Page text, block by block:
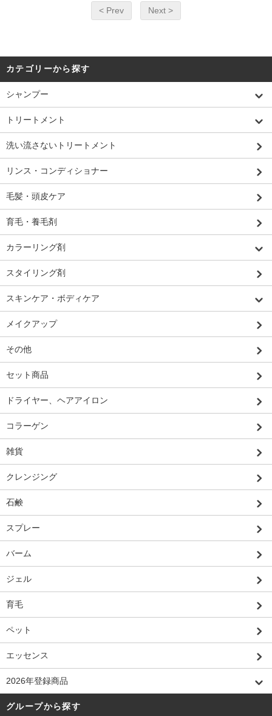
< Prev Next >
カテゴリーから探す
シャンプー
トリートメント
洗い流さないトリートメント
リンス・コンディショナー
毛髪・頭皮ケア
育毛・養毛剤
カラーリング剤
スタイリング剤
スキンケア・ボディケア
メイクアップ
その他
セット商品
ドライヤー、ヘアアイロン
コラーゲン
雑貨
クレンジング
石鹸
スプレー
バーム
ジェル
育毛
ペット
エッセンス
2026年登録商品
グループから探す